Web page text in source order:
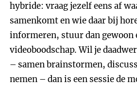
hybride: vraag jezelf eens af
samenkomt en wie daar bij
informeren, stuur dan gewoon
videoboodschap. Wil je
– samen brainstormen,
nemen – dan is een sessie de